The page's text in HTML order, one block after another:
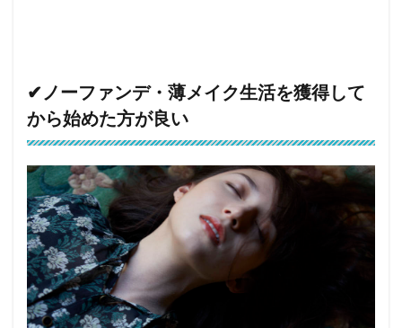
✔︎ノーファンデ・薄メイク生活を獲得して
から始めた方が良い